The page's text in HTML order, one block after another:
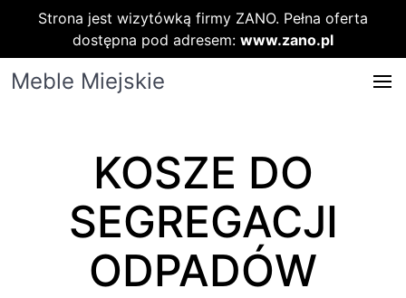
Strona jest wizytówką firmy ZANO. Pełna oferta
dostępna pod adresem: www.zano.pl
Meble Miejskie
KOSZE DO
SEGREGACJI
ODPADÓW